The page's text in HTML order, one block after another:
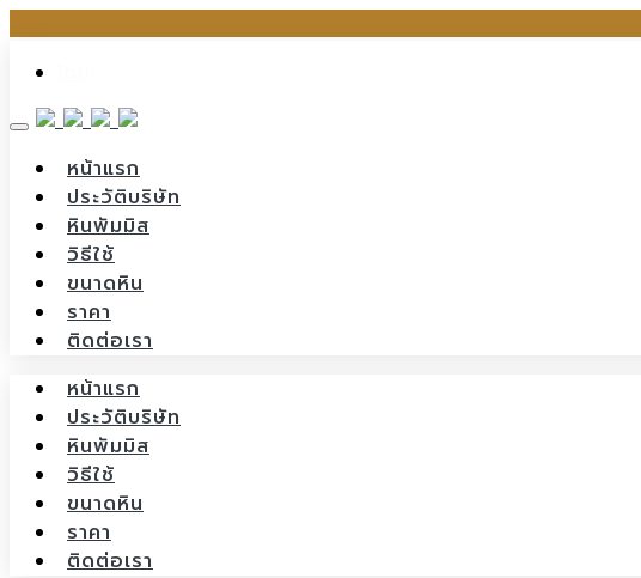
content
หน้าแรก
ประวัติบริษัท
หินพัมมิส
วิธีใช้
ขนาดหิน
ราคา
ติดต่อเรา
หน้าแรก
ประวัติบริษัท
หินพัมมิส
วิธีใช้
ขนาดหิน
ราคา
ติดต่อเรา